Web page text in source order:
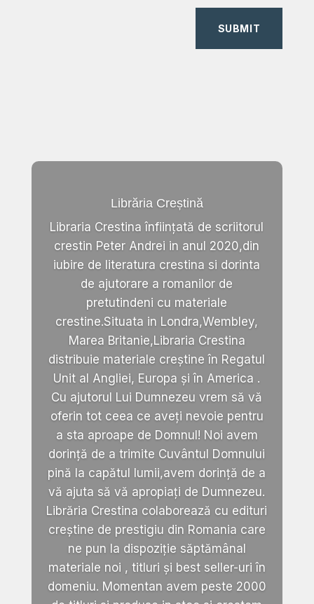
SUBMIT
Librăria Creștină
Libraria Crestina înființată de scriitorul
crestin Peter Andrei in anul 2020,din
iubire de literatura crestina si dorinta
de ajutorare a romanilor de
pretutindeni cu materiale
crestine.Situata in Londra,Wembley,
Marea Britanie,Libraria Crestina
distribuie materiale creștine în Regatul
Unit al Angliei, Europa și în America .
Cu ajutorul Lui Dumnezeu vrem să vă
oferin tot ceea ce aveți nevoie pentru
a sta aproape de Domnul! Noi avem
dorință de a trimite Cuvântul Domnului
pină la capătul lumii,avem dorință de a
vă ajuta să vă apropiați de Dumnezeu.
Librăria Crestina colaborează cu edituri
creștine de prestigiu din Romania care
ne pun la dispoziție săptămânal
materiale noi , titluri și best seller-uri în
domeniu. Momentan avem peste 2000